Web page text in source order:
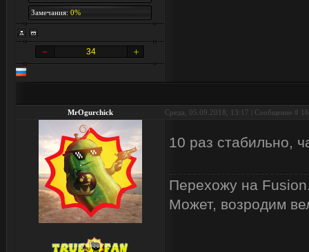
Замечания: 0%
34
MrOgurchick Среда, 05.09.2018, 13:17 | Сообщение #
10 раз стабильно,
Перехожу на
Может, возродим